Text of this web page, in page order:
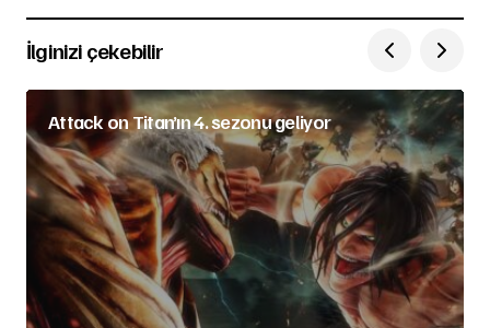
İlginizi çekebilir
Attack on Titan’ın 4. sezonu geliyor